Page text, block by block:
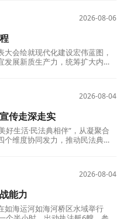
2026-08-06
会绘就现代化建设宏伟蓝图，
展新质生产力，统筹扩大内需
2026-08-04
传走深走实
好生活·民法典相伴”，从凝聚合
维度协同发力，推动民法典走
2026-08-04
能力
如海运河如海河桥区水域举行